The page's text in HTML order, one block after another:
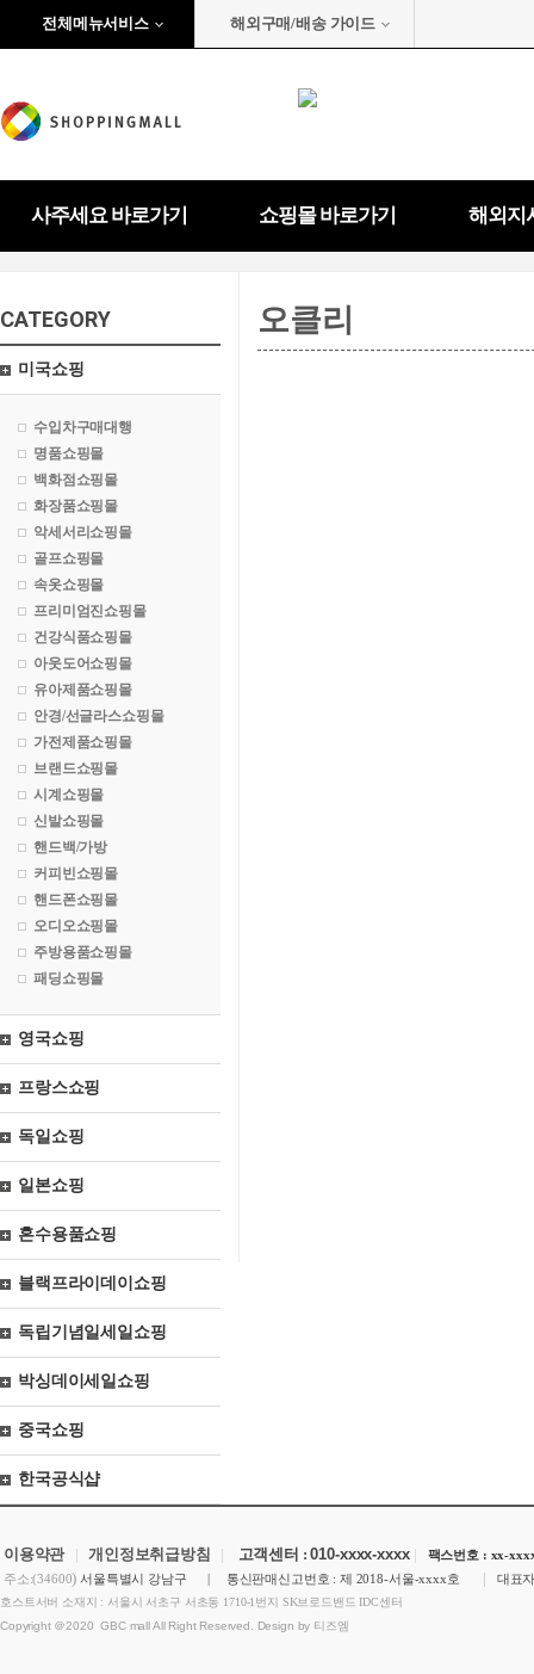
전체메뉴서비스 해외구매/배송 가이드
사주세요 바로가기 쇼핑몰 바로가기 해외지
CATEGORY
미국쇼핑
수입차구매대행
명품쇼핑몰
백화점쇼핑몰
화장품쇼핑몰
악세서리쇼핑몰
골프쇼핑몰
속옷쇼핑몰
프리미엄진쇼핑몰
건강식품쇼핑몰
아웃도어쇼핑몰
유아제품쇼핑몰
안경/선글라스쇼핑몰
가전제품쇼핑몰
브랜드쇼핑몰
시계쇼핑몰
신발쇼핑몰
핸드백/가방
커피빈쇼핑몰
핸드폰쇼핑몰
오디오쇼핑몰
주방용품쇼핑몰
패딩쇼핑몰
영국쇼핑
프랑스쇼핑
독일쇼핑
일본쇼핑
혼수용품쇼핑
블랙프라이데이쇼핑
독립기념일세일쇼핑
박싱데이세일쇼핑
중국쇼핑
한국공식샵
오클리
이용약관 |개인정보취급방침 | 고객센터 :010-xxxx-xxxx |
팩스번호 : xx-
주소:(34600) 서울특별시 강남구 | 통신판매신고번호 : 제 2018-서울-xxxx호 | 대표
호스트서버 소재지 : 서울시 서초구 서초동 1710-1번지 SK브로드밴드 IDC센터
Copyright ＠2020 GBC mall All Right Reserved. Design by 티즈엠